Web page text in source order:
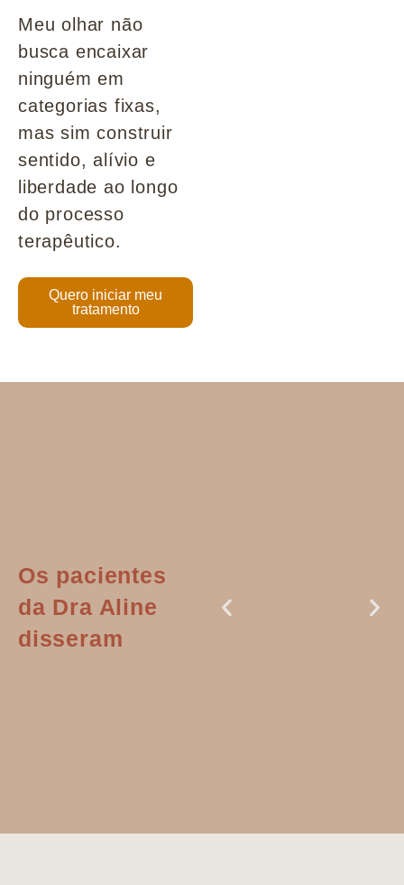
Meu olhar não
busca encaixar
ninguém em
categorias fixas,
mas sim construir
sentido, alívio e
liberdade ao longo
do processo
terapêutico.
Quero iniciar meu
tratamento
Os pacientes
da Dra Aline
disseram